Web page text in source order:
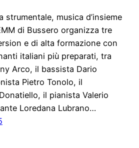
strumentale, musica d’insieme
di Bussero organizza tre
e di alta formazione con
italiani più preparati, tra
Arco, il bassista Dario
Pietro Tonolo, il
il pianista Valerio
Loredana Lubrano…